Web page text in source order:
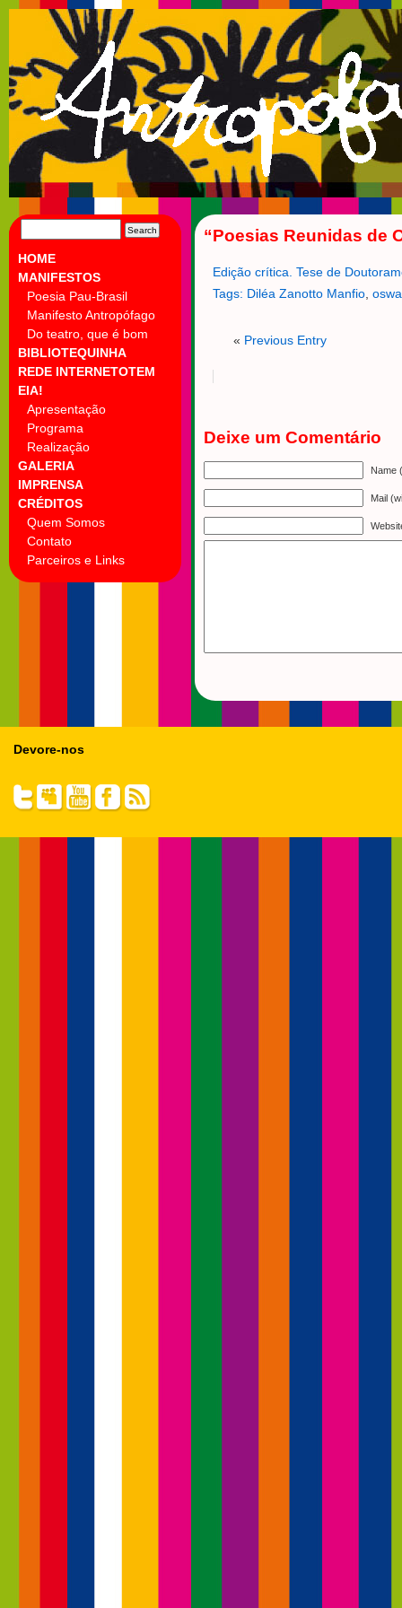
FOR:
HOME
MANIFESTOS
Poesia Pau-Brasil
Manifesto Antropófago
Do teatro, que é bom
BIBLIOTEQUINHA
REDE INTERNETOTEM
EIA!
Apresentação
Programa
Realização
GALERIA
IMPRENSA
CRÉDITOS
Quem Somos
Contato
Parceiros e Links
“Poesias Reunidas de
Edição crítica. Tese de
Tags: Diléa Zanotto Manfio,
« Previous Entry
Deixe um Comentário
Name
Mail
Devore-nos